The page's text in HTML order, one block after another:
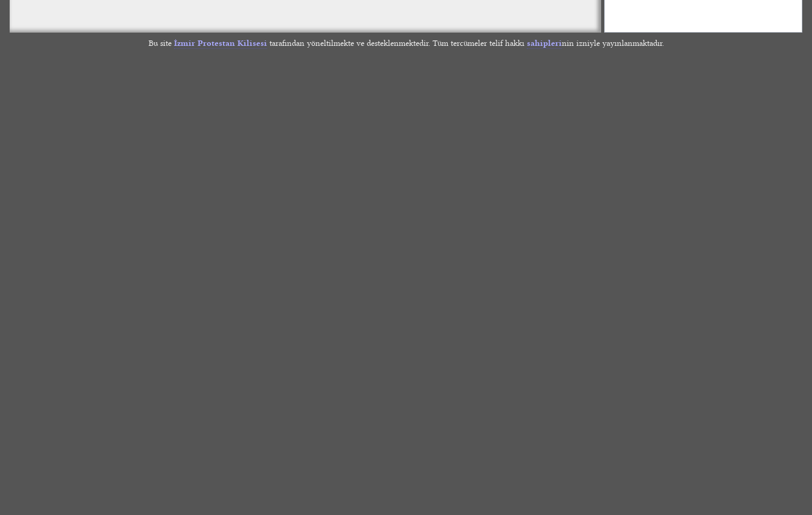
Bu site İzmir Protestan Kilisesitarafından yöneltilmekte ve desteklenmektedir. Tüm tercümeler telif hakkı sahiplerinin izniyle yayınlanmaktadır.